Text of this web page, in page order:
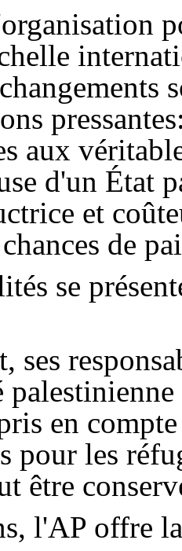
aux
d'un État
et
de
se
ses
en
pour les
être
l'AP offre